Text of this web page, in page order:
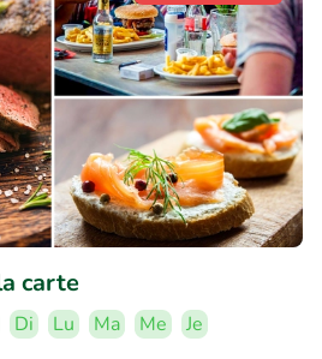
carte
Di Lu Ma Me
Je